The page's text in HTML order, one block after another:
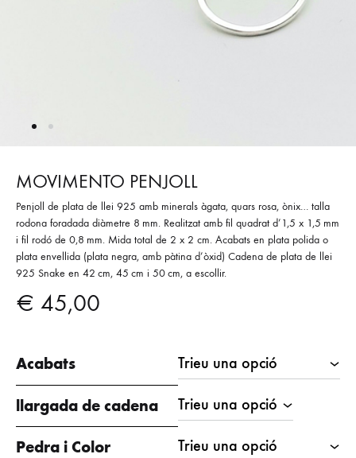
MOVIMENTO PENJOLL
Penjoll de plata de llei 925 amb minerals àgata, quars rosa, ònix… talla
rodona foradada diàmetre 8 mm. Realitzat amb fil quadrat d’1,5 x 1,5 mm
i fil rodó de 0,8 mm. Mida total de 2 x 2 cm. Acabats en plata polida o
plata envellida (plata negra, amb pàtina d’òxid) Cadena de plata de llei
925 Snake en 42 cm, 45 cm i 50 cm, a escollir.
€ 45,00
Acabats
llargada de cadena
Pedra i Color